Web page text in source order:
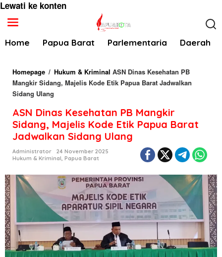
Lewati ke konten
Home Papua Barat Parlementaria Daerah
Homepage / Hukum & Kriminal ASN Dinas Kesehatan PB
Mangkir Sidang, Majelis Kode Etik Papua Barat Jadwalkan
Sidang Ulang
ASN Dinas Kesehatan PB Mangkir
Sidang, Majelis Kode Etik Papua Barat
Jadwalkan Sidang Ulang
Administrator
24 November 2025
Hukum & Kriminal, Papua Barat